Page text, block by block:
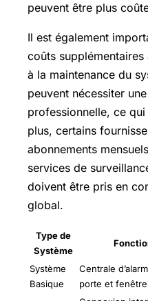
peuvent être plus
Il est également
coûts supplémentaires
à la maintenance du
peuvent nécessiter
professionnelle, ce
plus, certains
abonnements
services de
doivent être pris en
global.
Type de
Système
Système
Basique
Centrale
porte et